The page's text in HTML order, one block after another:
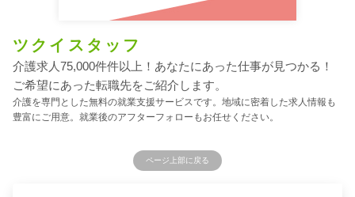
ツクイスタッフ
介護求人75,000件件以上！あなたにあった仕事が見つかる！
ご希望にあった転職先をご紹介します。
介護を専門とした無料の就業支援サービスです。地域に密着した求人情報も
豊富にご用意。就業後のアフターフォローもお任せください。
ページ上部に戻る